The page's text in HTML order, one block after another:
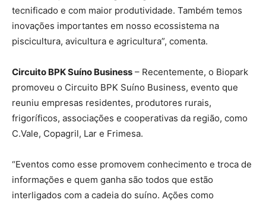
tecnificado e com maior produtividade. Também temos
inovações importantes em nosso ecossistema na
piscicultura, avicultura e agricultura”, comenta.
Circuito BPK Suíno Business – Recentemente, o Biopark
promoveu o Circuito BPK Suíno Business, evento que
reuniu empresas residentes, produtores rurais,
frigoríficos, associações e cooperativas da região, como
C.Vale, Copagril, Lar e Frimesa.
“Eventos como esse promovem conhecimento e troca de
informações e quem ganha são todos que estão
interligados com a cadeia do suíno. Ações como